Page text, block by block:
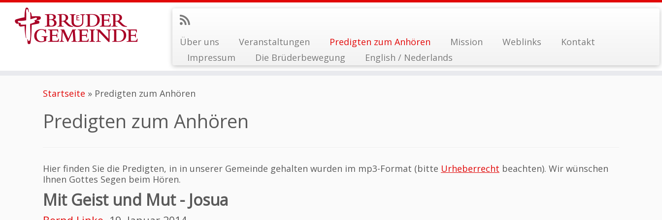
Über uns Veranstaltungen Predigten zum Anhören Mission Weblinks
Kontakt
Impressum
Die Brüderbewegung English / Nederlands
Startseite » Predigten zum Anhören
Predigten zum Anhören
Hier finden Sie die Predigten, in in unserer Gemeinde gehalten wurden im mp3-Format (bitte Urheberrecht beachten). Wir wünschen
Ihnen Gottes Segen beim Hören.
Mit Geist und Mut - Josua